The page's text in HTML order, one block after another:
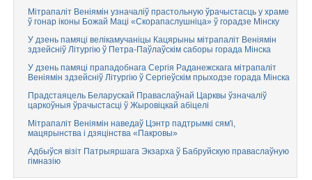
Мітрапаліт Веніямін узначаліў прастольную ўрачыстасць у храме
ў гонар іконы Божай Маці «Скорапаслушніца» ў горадзе Мінску
У дзень памяці велікамучаніцы Кацярыны мітрапаліт Веніямін
здзейсніў Літургію ў Петра-Паўлаўскім саборы горада Мінска
У дзень памяці прападобнага Сергія Раданежскага мітрапаліт
Веніямін здзейсніў Літургію ў Сергіеўскім прыходзе горада Мінска
Прадстаяцель Беларускай Праваслаўнай Царквы ўзначаліў
царкоўныя ўрачыстасці ў Жыровіцкай абіцелі
Мітрапаліт Веніямін наведаў Цэнтр падтрымкі сям'і,
мацярынства і дзяцінства «Пакровы»
Адбыўся візіт Патрыяршага Экзарха ў Бабруйскую праваслаўную
гімназію